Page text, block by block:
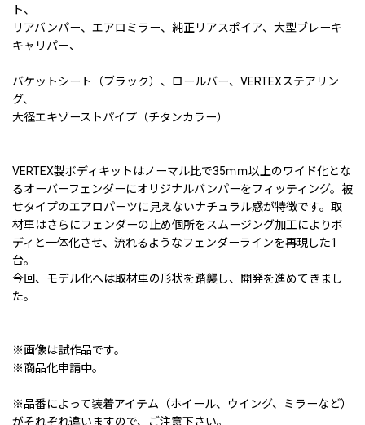
ト、
リアバンパー、エアロミラー、純正リアスポイア、大型ブレーキ
キャリパー、
バケットシート（ブラック）、ロールバー、VERTEXステアリン
グ、
大径エキゾーストパイプ（チタンカラー）
VERTEX製ボディキットはノーマル比で35ｍｍ以上のワイド化とな
るオーバーフェンダーにオリジナルバンパーをフィッティング。被
せタイプのエアロパーツに見えないナチュラル感が特徴です。取
材車はさらにフェンダーの止め個所をスムージング加工によりボ
ディと一体化させ、流れるようなフェンダーラインを再現した1
台。
今回、モデル化へは取材車の形状を踏襲し、開発を進めてきまし
た。
※画像は試作品です。
※商品化申請中。
※品番によって装着アイテム（ホイール、ウイング、ミラーなど）
がそれぞれ違いますので、ご注意下さい。